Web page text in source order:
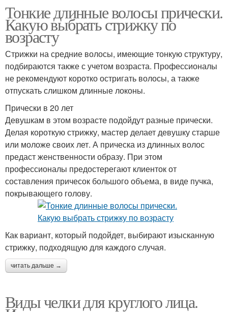
Тонкие длинные волосы прически.
Какую выбрать стрижку по
возрасту
Стрижки на средние волосы, имеющие тонкую структуру,
подбираются также с учетом возраста. Профессионалы
не рекомендуют коротко остригать волосы, а также
отпускать слишком длинные локоны.
Прически в 20 лет
Девушкам в этом возрасте подойдут разные прически.
Делая короткую стрижку, мастер делает девушку старше
или моложе своих лет. А прическа из длинных волос
предаст женственности образу. При этом
профессионалы предостерегают клиенток от
составления причесок большого объема, в виде пучка,
покрывающего голову.
Как вариант, который подойдет, выбирают изысканную
стрижку, подходящую для каждого случая.
читать дальше →
Виды челки для круглого лица.